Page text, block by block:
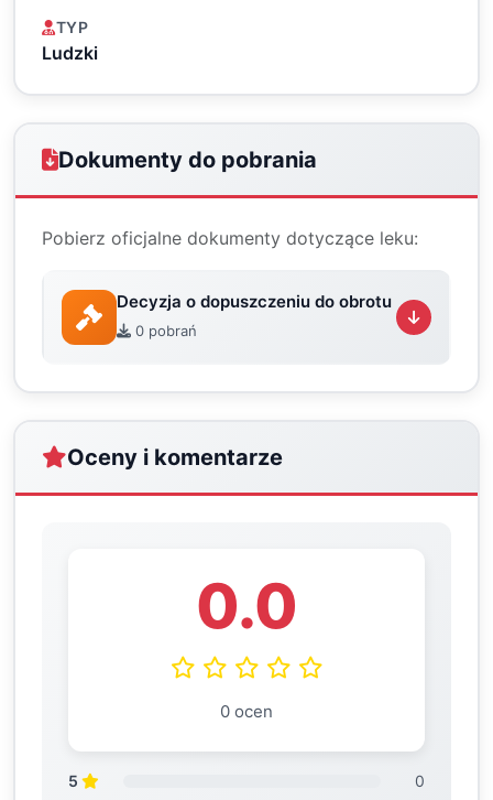
TYP
Ludzki
Dokumenty do pobrania
Pobierz oficjalne dokumenty dotyczące leku:
Decyzja o dopuszczeniu do obrotu
0 pobrań
Oceny i komentarze
0.0
0 ocen
5
0